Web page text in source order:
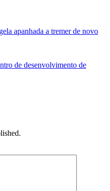
apanhada a tremer de novo
de desenvolvimento de